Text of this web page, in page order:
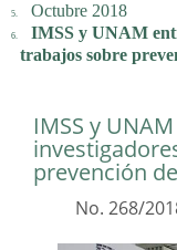
Octubre 2018
IMSS y UNAM
trabajos sobre
IMSS y
prevención
No. 268/